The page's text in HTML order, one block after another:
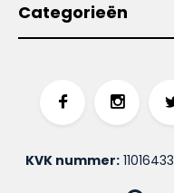
Categorieën
KVK nummer: 11016433